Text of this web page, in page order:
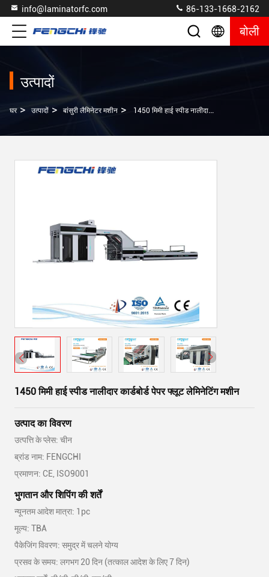
info@laminatorfc.com 86-133-1668-2162
बोली
उत्पादों
घर > उत्पादों > बांसुरी लैमिनेटर मशीन > 1450 मिमी हाई स्पीड नालीदार कार्डबोर्ड पेपर फ्लूट लेमिनेटिंग मशीन
1450 मिमी हाई स्पीड नालीदार कार्डबोर्ड पेपर फ्लूट लेमिनेटिंग मशीन
उत्पाद का विवरण
उत्पत्ति के प्लेस: चीन
ब्रांड नाम: FENGCHI
प्रमाणन: CE, ISO9001
भुगतान और शिपिंग की शर्तें
न्यूनतम आदेश मात्रा: 1pc
मूल्य: TBA
पैकेजिंग विवरण: समुद्र में चलने योग्य
प्रसव के समय: लगभग 20 दिन (तत्काल आदेश के लिए 7 दिन)